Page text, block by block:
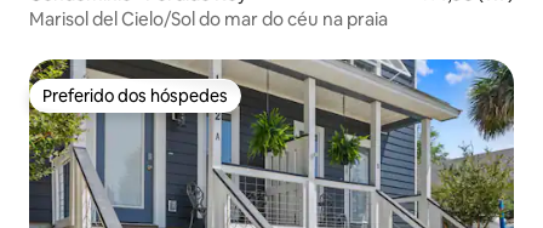
Marisol del Cielo/Sol do mar do céu na praia
Preferido dos hóspedes
Preferido dos hóspedes